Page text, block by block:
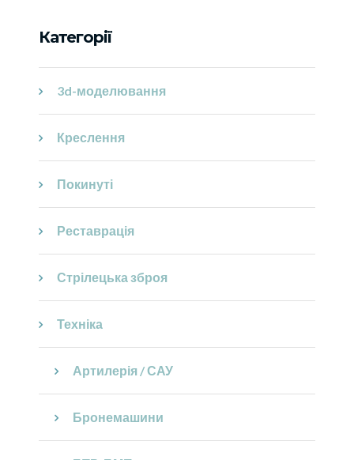
Категорії
3d-моделювання
Креслення
Покинуті
Реставрація
Стрілецька зброя
Техніка
Артилерія / САУ
Бронемашини